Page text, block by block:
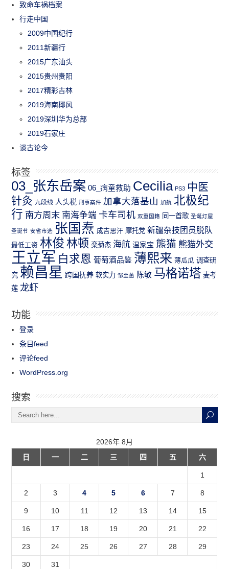
致命车祸档案
行走中国
2009中国纪行
2011新疆行
2015广东汕头
2015贵州贵阳
2017精彩吉林
2019海南椰风
2019深圳华为总部
2019石家庄
谈古论今
标签
03_张东岳案 06_病童救助 Cecilia PS3 中医
针灸 九段线 人头税 刑事案件 加拿大落基山 加航 北极纪
行 南方周末 南海争端 卡车司机 双重国籍 同一首歌 圣诞灯屋
圣诞节 安省市选 张国焘 成吉思汗 摩托党 新疆杂技团员脱队
最低工资 林俊 林顿 栾菊杰 海航 温家宝 熊猫 熊猫外交
王立军 白求恩 葡萄酒品鉴 薄熙来 薄瓜瓜 调查研
究 赖昌星 跨国抚养 软实力 邹至蕙 陈敏 马格诺塔 麦考
莲 龙虾
功能
登录
条目feed
评论feed
WordPress.org
搜索
2026年 8月
日
一 二 三 四 五 六
1
2 3 4 5 6 7 8
9 10 11 12 13 14 15
16 17 18 19 20 21 22
23 24 25 26 27 28 29
30
31